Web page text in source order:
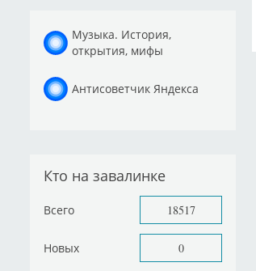
Музыка. История,
открытия, мифы
Антисоветчик Яндекса
Кто на завалинке
Всего 18517
Новых 0